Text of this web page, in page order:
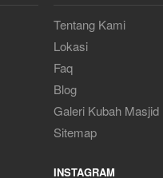
Tentang Kami
Lokasi
Faq
Blog
Galeri Kubah Masjid
Sitemap
INSTAGRAM